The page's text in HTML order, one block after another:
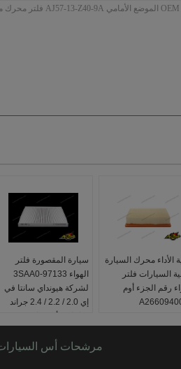
سيارة المقصورة فلتر
الهواء 97133-3SAA0
لشركة هيونداي سانتا في
إي 2.0 / 2.2 / 2.4 جراند
TS16949
الأداء محرك السيارة
السيارات فلتر
رقم الجزء أوم
مرشحات أس